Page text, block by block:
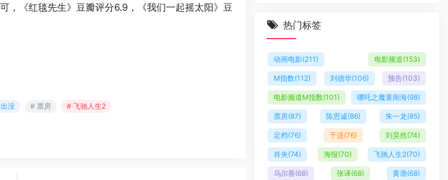
，《红毯先生》豆瓣评分6.9，《我们一起摇太阳》豆
没 # 票房 # 飞驰人生2
热门标签
动画电影(211) 电影频道(153)
M指数(112) 刘德华(106) 预告(103)
电影频道M指数(101) 哪吒之魔童闹海(98)
票房(87) 陈思诚(86) 朱一龙(85)
定档(76) 于适(76) 刘昊然(74)
肖央(74) 海报(70) 飞驰人生2(70)
乌尔善(68) 张译(68) 黄渤(68)